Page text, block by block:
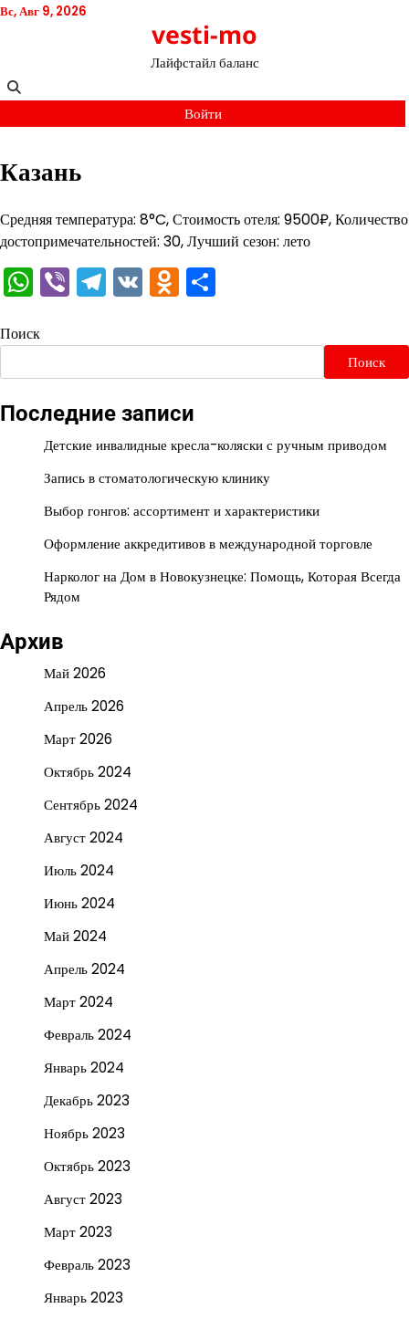
Перейти
Вс, Авг 9, 2026
vesti-mo
Лайфстайл баланс
Войти
Казань
Средняя температура: 8°C, Стоимость отеля: 9500₽, Количество
достопримечательностей: 30, Лучший сезон: лето
WhatsApp
ViberTelegram
VKOdnoklassniki
Поиск
Поиск
Последние записи
Детские инвалидные кресла-коляски с ручным приводом
Запись в стоматологическую клинику
Выбор гонгов: ассортимент и характеристики
Оформление аккредитивов в международной торговле
Нарколог на Дом в Новокузнецке: Помощь, Которая Всегда
Рядом
Архив
Май 2026
Апрель 2026
Март 2026
Октябрь 2024
Сентябрь 2024
Август 2024
Июль 2024
Июнь 2024
Май 2024
Апрель 2024
Март 2024
Февраль 2024
Январь 2024
Декабрь 2023
Ноябрь 2023
Октябрь 2023
Август 2023
Март 2023
Февраль 2023
Январь 2023